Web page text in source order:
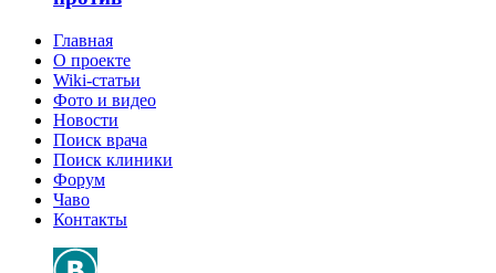
Главная
О проекте
Wiki-статьи
Фото и видео
Новости
Поиск врача
Поиск клиники
Форум
Чаво
Контакты